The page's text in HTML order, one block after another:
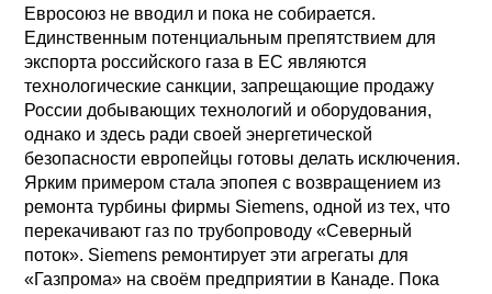
Евросоюз не вводил и пока не собирается.
Единственным потенциальным препятствием для
экспорта российского газа в ЕС являются
технологические санкции, запрещающие продажу
России добывающих технологий и оборудования,
однако и здесь ради своей энергетической
безопасности европейцы готовы делать исключения.
Ярким примером стала эпопея с возвращением из
ремонта турбины фирмы Siemens, одной из тех, что
перекачивают газ по трубопроводу «Северный
поток». Siemens ремонтирует эти агрегаты для
«Газпрома» на своём предприятии в Канаде. Пока